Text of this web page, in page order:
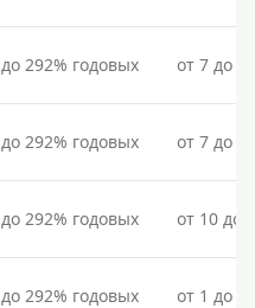
до 292% годовых от 7 до
до 292% годовых от 7 до
до 292% годовых от 10 до
до 292% годовых от 1 до